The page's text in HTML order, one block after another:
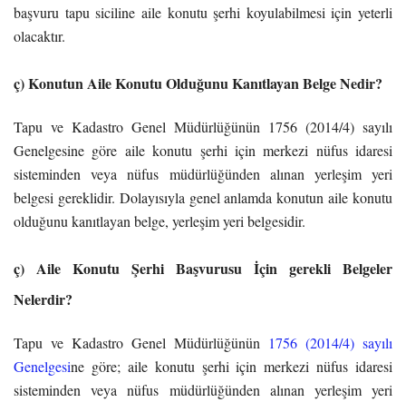
başvuru tapu siciline aile konutu şerhi koyulabilmesi için yeterli
olacaktır.
ç) Konutun Aile Konutu Olduğunu Kanıtlayan Belge Nedir?
Tapu ve Kadastro Genel Müdürlüğünün 1756 (2014/4) sayılı
Genelgesine göre aile konutu şerhi için merkezi nüfus idaresi
sisteminden veya nüfus müdürlüğünden alınan yerleşim yeri
belgesi gereklidir. Dolayısıyla genel anlamda konutun aile konutu
olduğunu kanıtlayan belge, yerleşim yeri belgesidir.
ç) Aile Konutu Şerhi Başvurusu İçin gerekli Belgeler
Nelerdir?
Tapu ve Kadastro Genel Müdürlüğünün 1756 (2014/4) sayılı
Genelgesine göre; aile konutu şerhi için merkezi nüfus idaresi
sisteminden veya nüfus müdürlüğünden alınan yerleşim yeri